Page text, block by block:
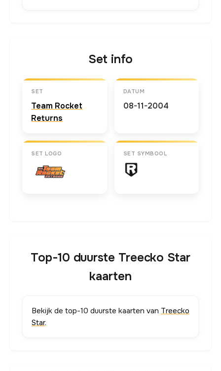
Set info
SET
Team Rocket
Returns
DATUM
08-11-2004
SET LOGO SET SYMBOOL
Top-10 duurste Treecko Star
kaarten
Bekijk de top-10 duurste kaarten van Treecko
Star.